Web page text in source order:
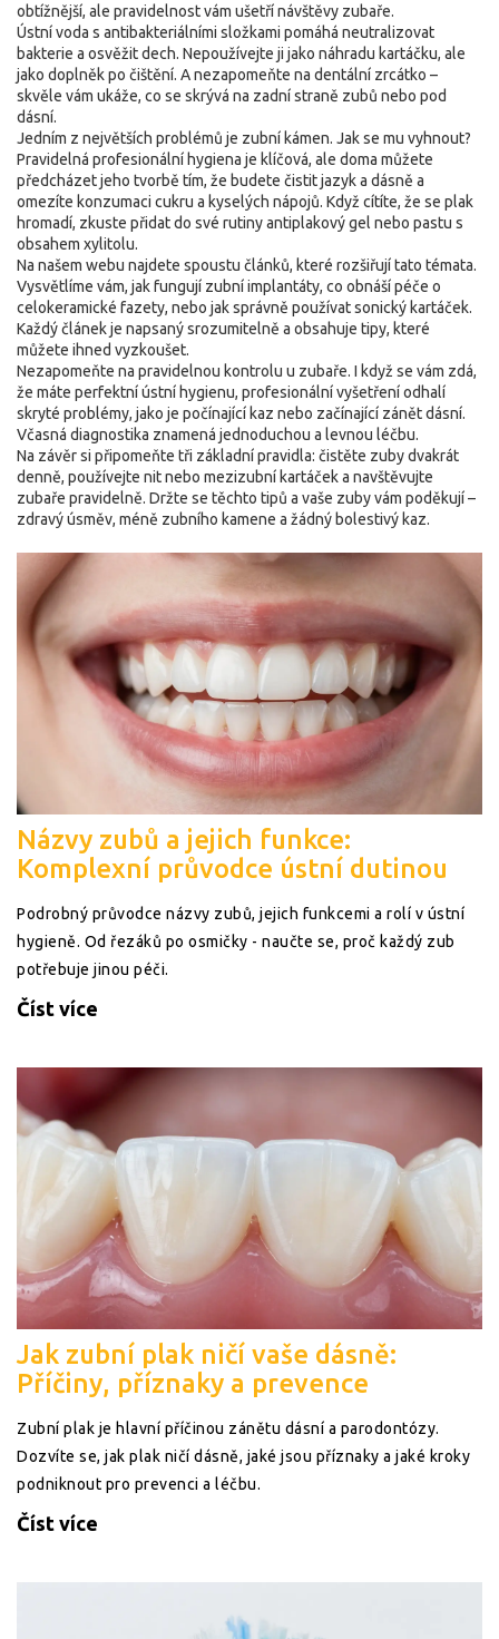
obtížnější, ale pravidelnost vám ušetří návštěvy zubaře.
Ústní voda s antibakteriálními složkami pomáhá neutralizovat
bakterie a osvěžit dech. Nepoužívejte ji jako náhradu kartáčku, ale
jako doplněk po čištění. A nezapomeňte na dentální zrcátko –
skvěle vám ukáže, co se skrývá na zadní straně zubů nebo pod
dásní.
Jedním z největších problémů je zubní kámen. Jak se mu vyhnout?
Pravidelná profesionální hygiena je klíčová, ale doma můžete
předcházet jeho tvorbě tím, že budete čistit jazyk a dásně a
omezíte konzumaci cukru a kyselých nápojů. Když cítíte, že se plak
hromadí, zkuste přidat do své rutiny antiplakový gel nebo pastu s
obsahem xylitolu.
Na našem webu najdete spoustu článků, které rozšiřují tato témata.
Vysvětlíme vám, jak fungují zubní implantáty, co obnáší péče o
celokeramické fazety, nebo jak správně používat sonický kartáček.
Každý článek je napsaný srozumitelně a obsahuje tipy, které
můžete ihned vyzkoušet.
Nezapomeňte na pravidelnou kontrolu u zubaře. I když se vám zdá,
že máte perfektní ústní hygienu, profesionální vyšetření odhalí
skryté problémy, jako je počínající kaz nebo začínající zánět dásní.
Včasná diagnostika znamená jednoduchou a levnou léčbu.
Na závěr si připomeňte tři základní pravidla: čistěte zuby dvakrát
denně, používejte nit nebo mezizubní kartáček a navštěvujte
zubaře pravidelně. Držte se těchto tipů a vaše zuby vám poděkují –
zdravý úsměv, méně zubního kamene a žádný bolestivý kaz.
Názvy zubů a jejich funkce:
Komplexní průvodce ústní dutinou
Podrobný průvodce názvy zubů, jejich funkcemi a rolí v ústní
hygieně. Od řezáků po osmičky - naučte se, proč každý zub
potřebuje jinou péči.
Číst více
Jak zubní plak ničí vaše dásně:
Příčiny, příznaky a prevence
Zubní plak je hlavní příčinou zánětu dásní a parodontózy.
Dozvíte se, jak plak ničí dásně, jaké jsou příznaky a jaké kroky
podniknout pro prevenci a léčbu.
Číst více